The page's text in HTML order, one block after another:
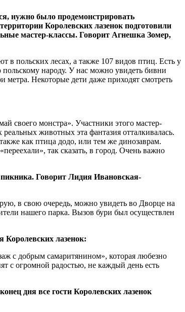
нужно было продемонстрировать
Королевских лазенок подготовили
мастер-классы. Говорит Агнешка Зомер,
в польских лесах, а также 107 видов птиц. Есть у
народу. У нас можно увидеть бивни
Некоторые дети даже приходят смотреть
своего монстра». Участники этого мастер-
животных эта фантазия отталкивалась.
как птица додо, или тем же динозаврам.
так сказать, в город. Очень важно
Говорит Лидия Ивановская-
в свою очередь, можно увидеть во Дворце на
нашего парка. Вызов бури был осуществлен
Королевских лазенок:
с добрым самаритянином», которая любезно
с огромной радостью, не каждый день есть
дня все гости Королевских лазенок